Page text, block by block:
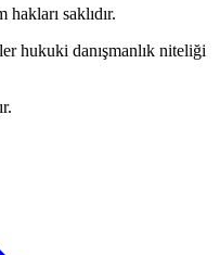
saklıdır.
hukuki danışmanlık niteliği